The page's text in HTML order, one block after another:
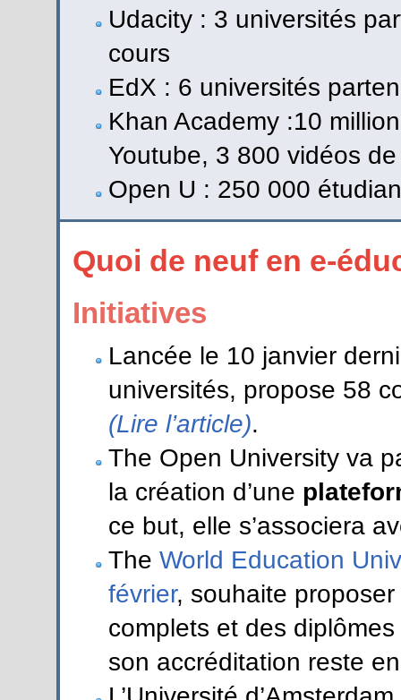
Udacity : 3 universités
cours
EdX : 6 universités
Khan Academy :10
Youtube, 3 800 vidéos
Open U : 250 000
Quoi de neuf en e-
Initiatives
Lancée le 10 janvier
universités, propose 58
(Lire l’article).
The Open University va
la création d’une
ce but, elle s’associera
The World Education
février, souhaite
complets et des diplômes
son accréditation reste